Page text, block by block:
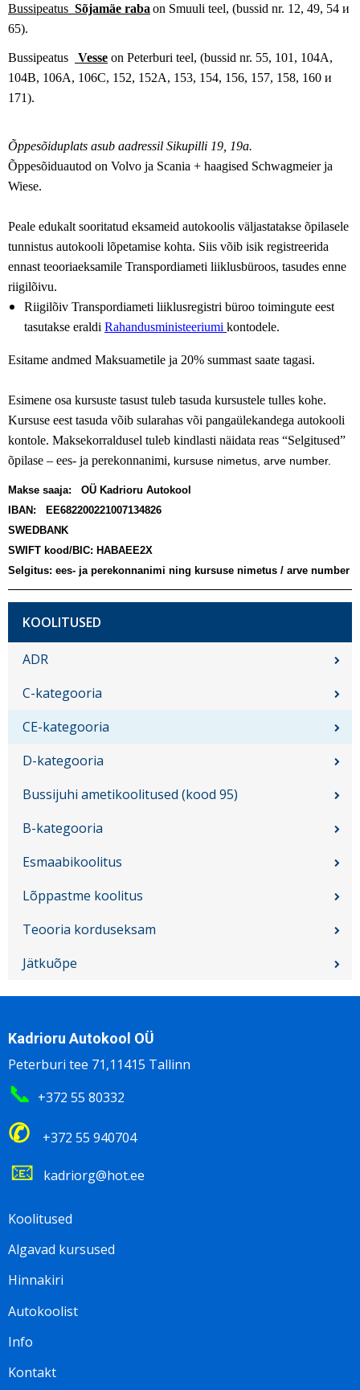
Bussipeatus Sõjamäe raba on Smuuli teel, (bussid nr. 12, 49, 54 и
65).
Bussipeatus Vesse on Peterburi teel, (bussid nr. 55, 101, 104A,
104B, 106A, 106C, 152, 152A, 153, 154, 156, 157, 158, 160 и
171).
Õppesõiduplats asub aadressil Sikupilli 19, 19a.
Õppesõiduautod on Volvo ja Scania + haagised Schwagmeier ja
Wiese.
Peale edukalt sooritatud eksameid autokoolis väljastatakse õpilasele
tunnistus autokooli lõpetamise kohta. Siis võib isik registreerida
ennast teooriaeksamile Transpordiameti liiklusbüroos, tasudes enne
riigilõivu.
Riigilõiv Transpordiameti liiklusregistri büroo toimingute eest
tasutakse eraldi Rahandusministeeriumi kontodele.
Esitame andmed Maksuametile ja 20% summast saate tagasi.
Esimene osa kursuste tasust tuleb tasuda kursustele tulles kohe.
Kursuse eest tasuda võib sularahas või pangaülekandega autokooli
kontole. Maksekorraldusel tuleb kindlasti näidata reas “Selgitused”
õpilase – ees- ja perekonnanimi, kursuse nimetus, arve number.
Makse saaja: OÜ Kadrioru Autokool
IBAN:
EE682200221007134826
SWEDBANK
SWIFT kood/BIC: HABAEE2X
Selgitus: ees- ja perekonnanimi ning kursuse nimetus / arve number
Sub
ET
KOOLITUSED
ADR
C-kategooria
CE-kategooria
D-kategooria
Bussijuhi ametikoolitused (kood 95)
B-kategooria
Esmaabikoolitus
Lõppastme koolitus
Teooria korduseksam
Jätkuõpe
Kadrioru Autokool OÜ
Peterburi tee 71,11415 Tallinn
📞 +372 55 80332
✆ +372 55 940704
📧 kadriorg@hot.ee
Footer
ET
Koolitused
Algavad kursused
Hinnakiri
Autokoolist
Info
Kontakt